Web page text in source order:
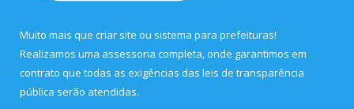
Muito mais que criar site ou sistema para prefeituras!
Realizamos uma assessoria completa, onde garantimos em
contrato que todas as exigências das leis de transparência
pública serão atendidas.